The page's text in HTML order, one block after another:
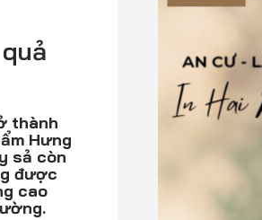
thành
Hưng
sả còn
được
cao